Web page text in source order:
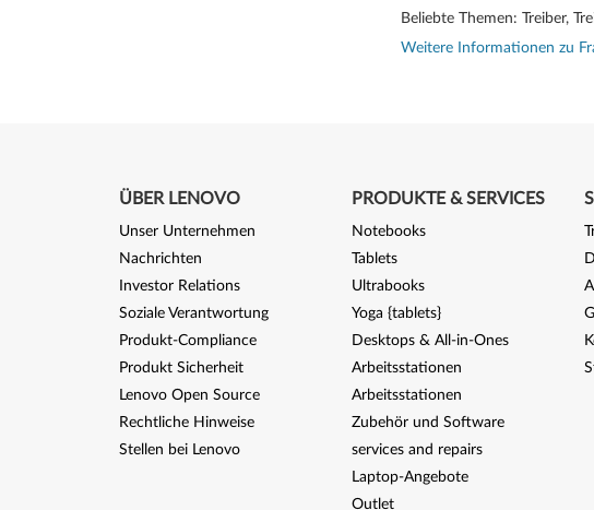
,
U
0
Beliebte Themen: Treiber,
Weitere Informationen zu
ÜBER LENOVO
Unser Unternehmen
Nachrichten
Investor Relations
Soziale Verantwortung
Produkt-Compliance
Produkt Sicherheit
Lenovo Open Source
Rechtliche Hinweise
Stellen bei Lenovo
PRODUKTE & SERVICES
Notebooks
Tablets
Ultrabooks
Yoga {tablets}
Desktops & All-in-Ones
Arbeitsstationen
Arbeitsstationen
Zubehör und Software
services and repairs
Laptop-Angebote
Outlet